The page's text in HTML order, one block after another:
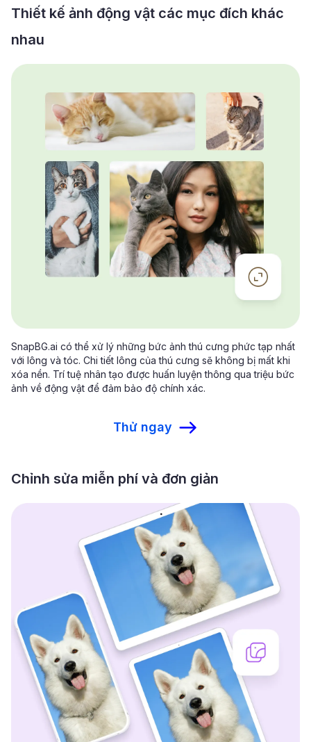
Thiết kế ảnh động vật các mục đích khác
nhau
SnapBG.ai có thể xử lý những bức ảnh thú cưng phức tạp nhất
với lông và tóc. Chi tiết lông của thú cưng sẽ không bị mất khi
xóa nền. Trí tuệ nhân tạo được huấn luyện thông qua triệu bức
ảnh về động vật để đảm bảo độ chính xác.
Thử ngay
Chỉnh sửa miễn phí và đơn giản